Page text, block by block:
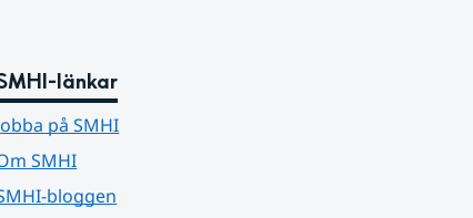
länkar
på SMHI
SMHI
bloggen